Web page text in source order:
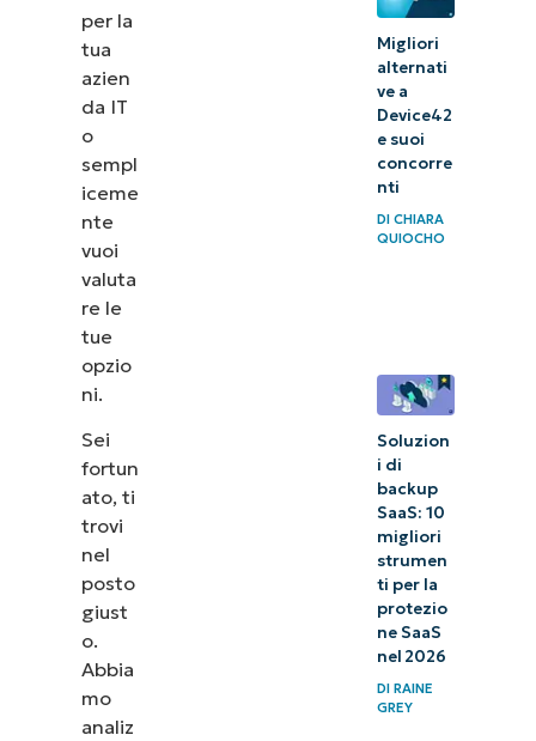
per la
tua
azien
da IT
o
sempl
iceme
nte
vuoi
valuta
re le
tue
opzio
ni.
Sei
fortun
ato, ti
trovi
nel
posto
giust
o.
Abbia
mo
analiz
Migliori
alternati
ve a
Device42
e suoi
concorre
nti
DICHIARA
QUIOCHO
Soluzion
i di
backup
SaaS: 10
migliori
strumen
ti per la
protezio
ne SaaS
nel 2026
DIRAINE
GREY